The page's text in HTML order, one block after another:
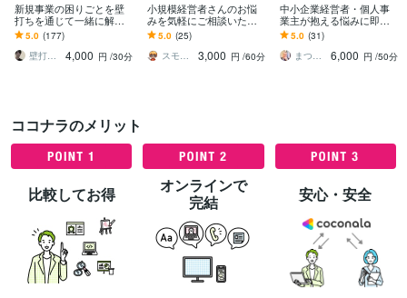
新規事業の困りごとを壁
打ちを通じて一緒に解決
します 企業と個人への壁
打ち実績あり。時間が合
えば当日の壁打ち可能！
5.0 (177)
壁打さん（新規事業開発のプロ）
4,000 円 /30分
小規模経営者さんのお悩
みを気軽にご相談いただ
けます スモビジコンサル
が事業のお悩みビデオチ
ャットでお伺いします！
5.0 (25)
スモビジ大学長｜てらもと さとし
3,000 円 /60分
中小企業経営者・個人事
業主が抱える悩みに即答
します 超破格サービス！
経営23年の経験値をすべ
て提供いたします！
5.0 (31)
まつもと社長｜なんでも相談できる経営者
6,000 円 /50分
ココナラのメリット
比較してお得
オンラインで
完結
安心・安全